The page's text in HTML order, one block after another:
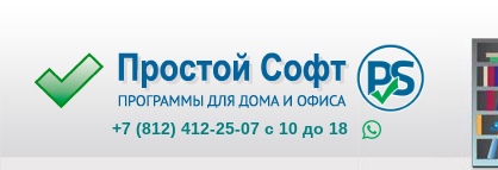
+7 (812) 412-25-07 c 10 до 18